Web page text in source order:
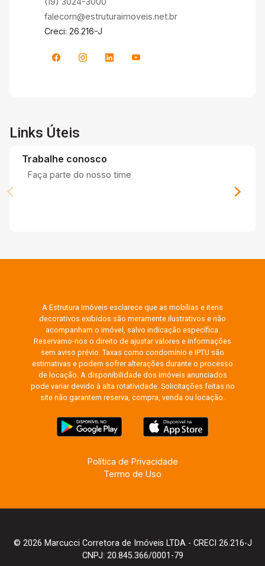
falecom@estruturaimoveis.net.br
Creci: 26.216-J
Links Úteis
Trabalhe conosco
Faça parte do nosso time
A Estrutura Imóveis esclarece que as mobílias e itens
decorativos exibidos são meramente ilustrativos e não
acompanham o imóvel, salvo indicação específica.
Reservamo-nos o direito de ajustar valores e informações
sem aviso prévio. Taxas como condomínio e IPTU são
estimativas e podem sofrer alterações durante o processo
de locação. A disponibilidade dos imóveis anunciados
pode variar devido à alta rotatividade. Solicitações feitas no
site não garantem reserva, compra, venda ou locação.
Política de Privacidade
Termo de Uso
© 2026 Marcucci Corretora de Imóveis LTDA - CRECI 26.216-J
CNPJ: 20.845.366/0001-79